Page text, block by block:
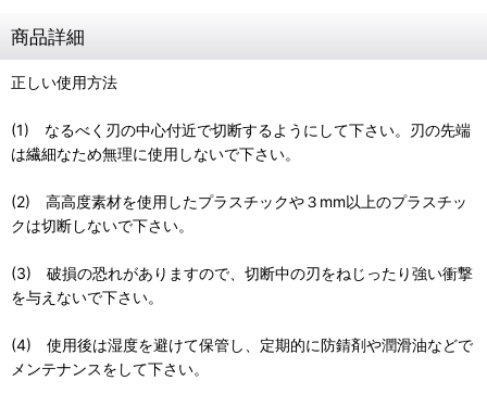
商品詳細
正しい使用方法
(1) なるべく刃の中心付近で切断するようにして下さい。刃の先端
は繊細なため無理に使用しないで下さい。
(2) 高高度素材を使用したプラスチックや３mm以上のプラスチッ
クは切断しないで下さい。
(3) 破損の恐れがありますので、切断中の刃をねじったり強い衝撃
を与えないで下さい。
(4) 使用後は湿度を避けて保管し、定期的に防錆剤や潤滑油などで
メンテナンスをして下さい。